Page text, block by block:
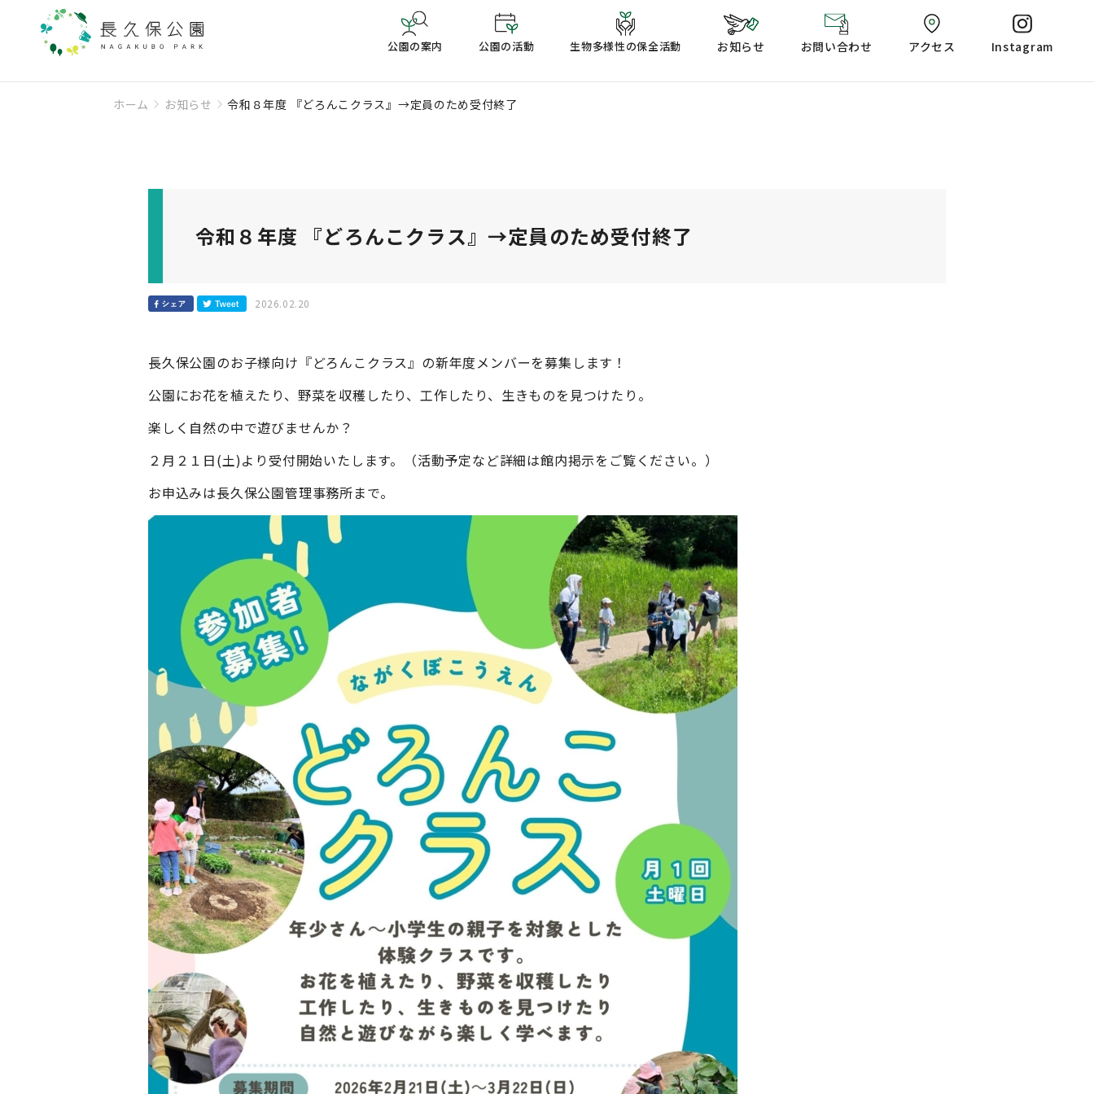
公園の案内 公園の活動 生物多様性の保全活動 お知らせ お問い合わせ アクセス Instagram
ホーム お知らせ 令和８年度 『どろんこクラス』→定員のため受付終了
令和８年度 『どろんこクラス』→定員のため受付終了
2026.02.20
長久保公園のお子様向け『どろんこクラス』の新年度メンバーを募集します！
公園にお花を植えたり、野菜を収穫したり、工作したり、生きものを見つけたり。
楽しく自然の中で遊びませんか？
２月２１日(土)より受付開始いたします。（活動予定など詳細は館内掲示をご覧ください。）
お申込みは長久保公園管理事務所まで。